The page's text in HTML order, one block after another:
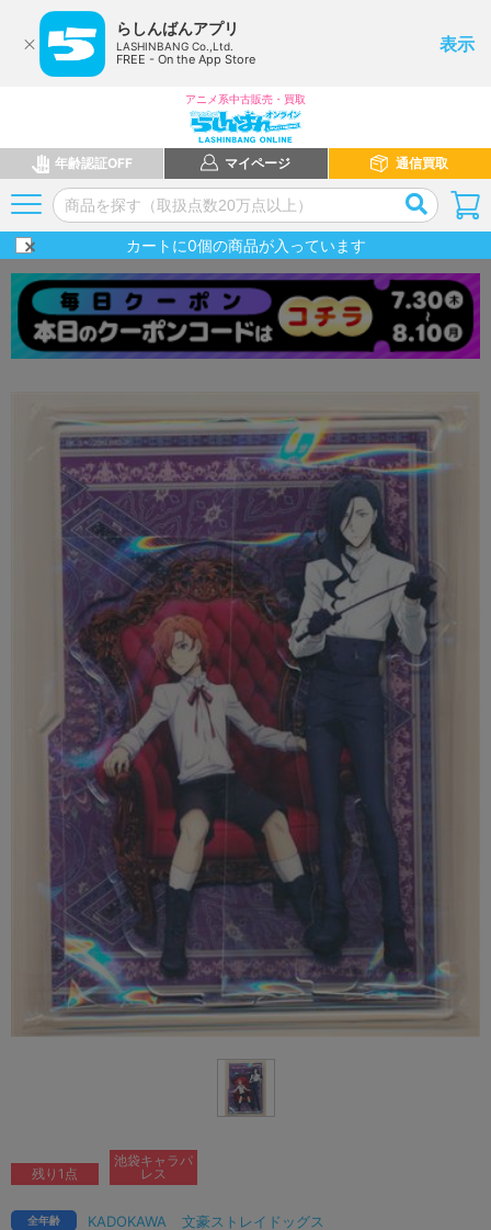
らしんばんアプリ
LASHINBANG Co.,Ltd.
FREE - On the App Store
表示
アニメ系中古販売・買取
年齢認証OFF マイページ 通信買取
カートに0個の商品が入っています
KADOKAWA 文豪ストレイドッグス
全年齢
残り1点
池袋キャラパ
レス